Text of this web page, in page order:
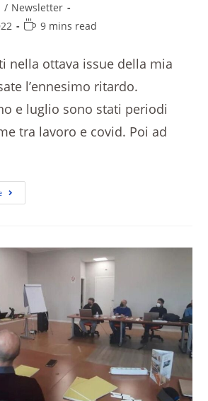
/ Newsletter
9 mins read
nella ottava issue della mia
l’ennesimo ritardo.
e luglio sono stati periodi
tra lavoro e covid. Poi ad